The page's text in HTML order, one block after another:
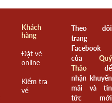
Khách
hàng
Đặt vé
online
Kiểm tra
vé
Theo dõi
trang
Facebook
của Quý
Thảođể
nhận khuyến
mãi và tin
tức mới